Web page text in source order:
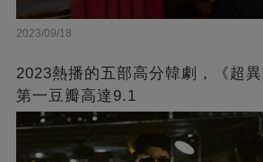
2023/09/18
2023熱播的五部高分韓劇，《超異
第一豆瓣高達9.1